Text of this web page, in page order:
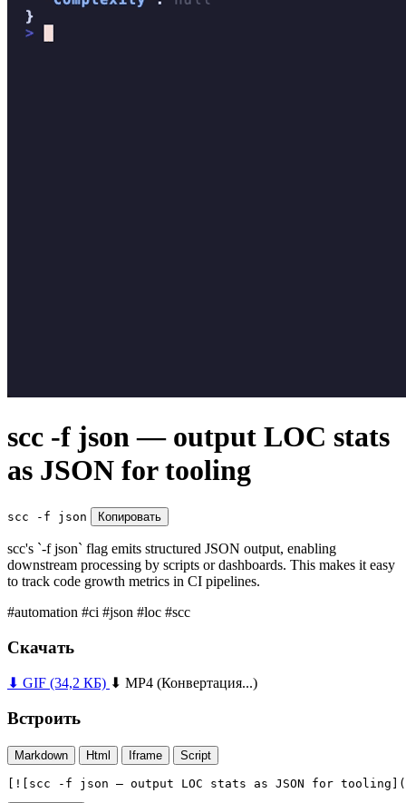
scc -f json — output LOC stats
as JSON for tooling
scc -f json Копировать
scc's `-f json` flag emits structured JSON output, enabling
downstream processing by scripts or dashboards. This makes it easy
to track code growth metrics in CI pipelines.
#automation #ci #json #loc #scc
Скачать
⬇ GIF (34,2 КБ) ⬇ MP4 (Конвертация...)
Встроить
Markdown Html Iframe Script
[![scc -f json — output LOC stats as JSON for